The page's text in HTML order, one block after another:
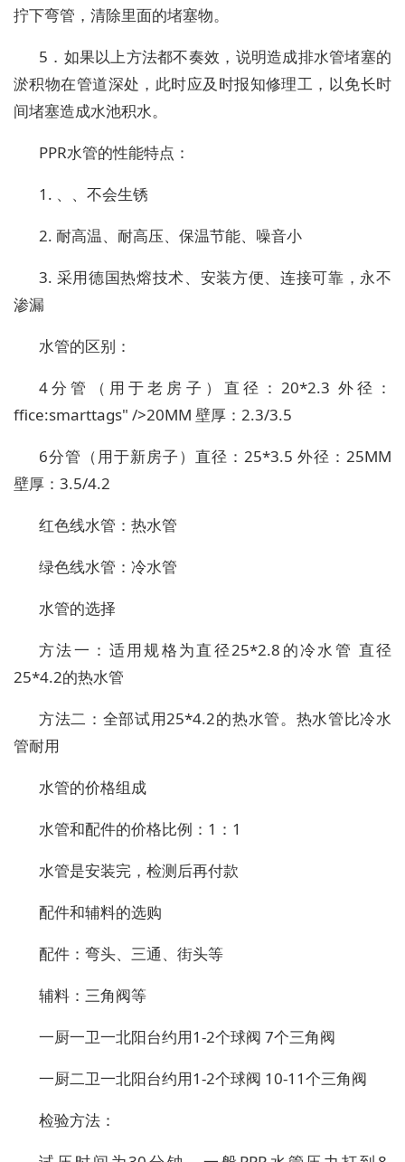
拧下弯管，清除里面的堵塞物。
5．如果以上方法都不奏效，说明造成排水管堵塞的
淤积物在管道深处，此时应及时报知修理工，以免长时
间堵塞造成水池积水。
PPR水管的性能特点：
1. 、、不会生锈
2. 耐高温、耐高压、保温节能、噪音小
3. 采用德国热熔技术、安装方便、连接可靠，永不
渗漏
水管的区别：
4分管（用于老房子）直径：20*2.3 外径：
ffice:smarttags" />20MM 壁厚：2.3/3.5
6分管（用于新房子）直径：25*3.5 外径：25MM
壁厚：3.5/4.2
红色线水管：热水管
绿色线水管：冷水管
水管的选择
方法一：适用规格为直径25*2.8的冷水管 直径
25*4.2的热水管
方法二：全部试用25*4.2的热水管。热水管比冷水
管耐用
水管的价格组成
水管和配件的价格比例：1：1
水管是安装完，检测后再付款
配件和辅料的选购
配件：弯头、三通、街头等
辅料：三角阀等
一厨一卫一北阳台约用1-2个球阀 7个三角阀
一厨二卫一北阳台约用1-2个球阀 10-11个三角阀
检验方法：